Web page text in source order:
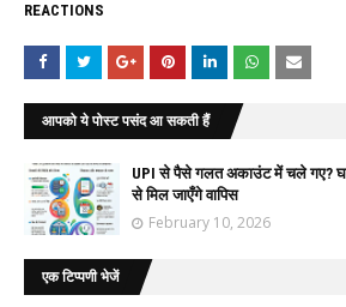
REACTIONS
आपको ये पोस्ट पसंद आ सकती हैं
UPI से पैसे गलत अकाउंट में चले गए?
से मिल जाएँगे वापिस
February 10, 2026
एक टिप्पणी भेजें